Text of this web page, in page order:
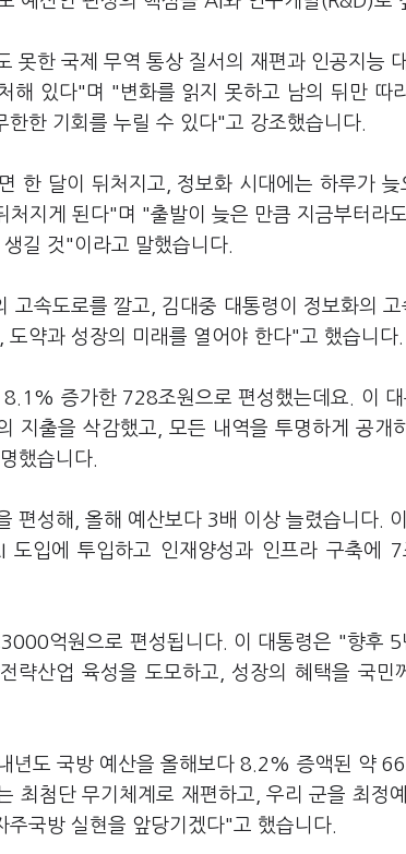
못한 국제 무역 통상 질서의 재편과 인공지능
해 있다"며 "변화를 읽지 못하고 남의 뒤만 따
한 기회를 누릴 수 있다"고 강조했습니다.
한 달이 뒤처지고, 정보화 시대에는 하루가
처지게 된다"며 "출발이 늦은 만큼 지금부터라
길 것"이라고 말했습니다.
고속도로를 깔고, 김대중 대통령이 정보화의
약과 성장의 미래를 열어야 한다"고 했습니다.
증가한 728조원으로 편성했는데요. 이 대
지출을 삭감했고, 모든 내역을 투명하게 공개
했습니다.
편성해, 올해 예산보다 3배 이상 늘렸습니다.
도입에 투입하고 인재양성과 인프라 구축에
억원으로 편성됩니다. 이 대통령은 "향후
략산업 육성을 도모하고, 성장의 혜택을 국민
년도 국방 예산을 올해보다 8.2% 증액된 약
최첨단 무기체계로 재편하고, 우리 군을 최정
국방 실현을 앞당기겠다"고 했습니다.